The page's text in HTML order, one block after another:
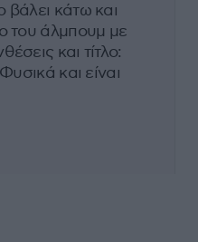
βάλει κάτω και
του άλμπουμ με
και τίτλο:
και είναι